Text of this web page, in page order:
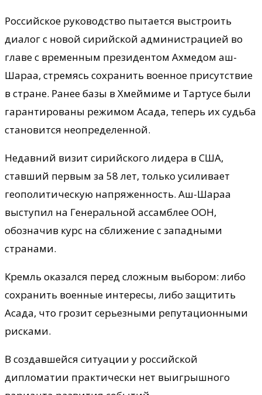
Российское руководство пытается выстроить
диалог с новой сирийской администрацией во
главе с временным президентом Ахмедом аш-
Шараа, стремясь сохранить военное присутствие
в стране. Ранее базы в Хмеймиме и Тартусе были
гарантированы режимом Асада, теперь их судьба
становится неопределенной.
Недавний визит сирийского лидера в США,
ставший первым за 58 лет, только усиливает
геополитическую напряженность. Аш-Шараа
выступил на Генеральной ассамблее ООН,
обозначив курс на сближение с западными
странами.
Кремль оказался перед сложным выбором: либо
сохранить военные интересы, либо защитить
Асада, что грозит серьезными репутационными
рисками.
В создавшейся ситуации у российской
дипломатии практически нет выигрышного